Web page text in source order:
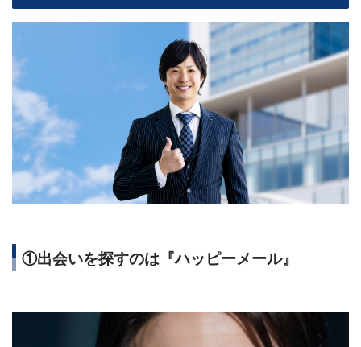
①出会いを探すのは『ハッピーメール』